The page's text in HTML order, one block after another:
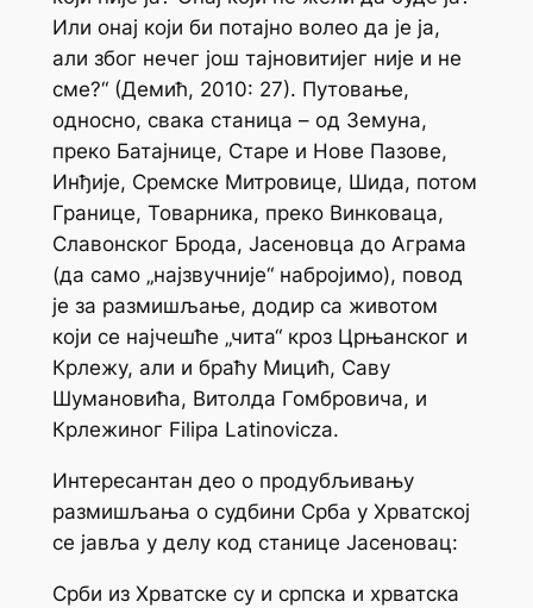
Или онај који би потајно волео да је ја,
али због нечег још тајновитијег није и не
сме?“ (Демић, 2010: 27). Путовање,
односно, свака станица – од Земуна,
преко Батајнице, Старе и Нове Пазове,
Инђије, Сремске Митровице, Шида, потом
Границе, Товарника, преко Винковаца,
Славонског Брода, Јасеновца до Аграма
(да само „најзвучније“ набројимо), повод
је за размишљање, додир са животом
који се најчешће „чита“ кроз Црњанског и
Крлежу, али и браћу Мицић, Саву
Шумановића, Витолда Гомбровича, и
Крлежиног Filipa Latinovicza.
Интересантан део о продубљивању
размишљања о судбини Срба у Хрватској
се јавља у делу код станице Јасеновац:
Срби из Хрватске су и српска и хрватска